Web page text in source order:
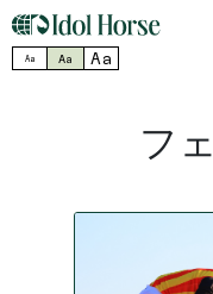
Aa Aa Aa
フ